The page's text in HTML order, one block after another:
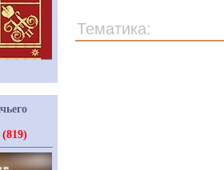
Тематика:
(819)